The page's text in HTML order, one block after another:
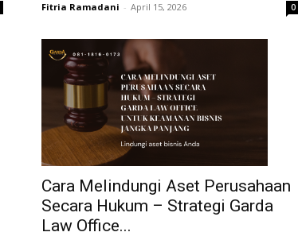
Fitria Ramadani - April 15, 2026 0
Cara Melindungi Aset Perusahaan
Secara Hukum – Strategi Garda
Law Office...